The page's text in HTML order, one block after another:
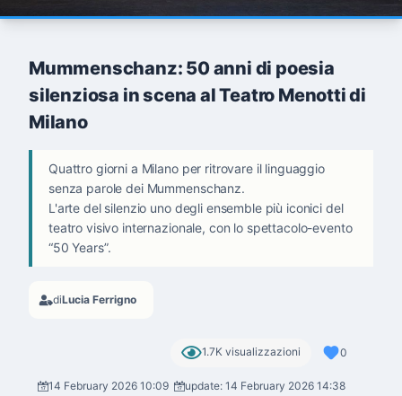
Mummenschanz: 50 anni di poesia
silenziosa in scena al Teatro Menotti di
Milano
Quattro giorni a Milano per ritrovare il linguaggio
senza parole dei Mummenschanz.
L'arte del silenzio uno degli ensemble più iconici del
teatro visivo internazionale, con lo spettacolo-evento
“50 Years”.
diLucia Ferrigno
1.7K visualizzazioni 0
14 February 2026 10:09 update: 14 February 2026 14:38